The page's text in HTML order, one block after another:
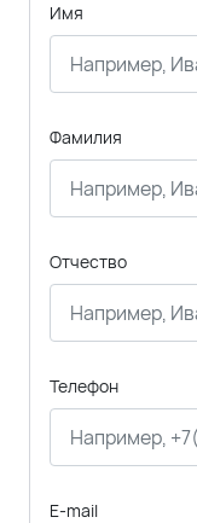
Имя
Фамилия
Отчество
Телефон
E-mail